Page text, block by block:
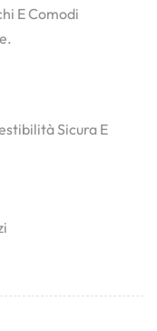
E Comodi
Sicura E